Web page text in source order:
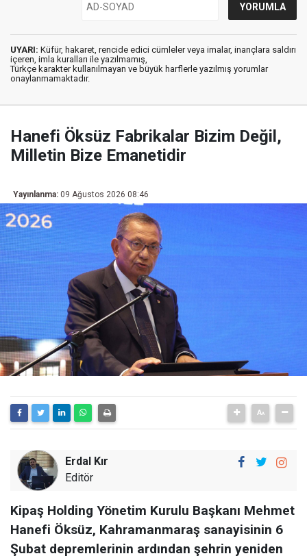
UYARI: Küfür, hakaret, rencide edici cümleler veya imalar, inançlara saldırı
içeren, imla kuralları ile yazılmamış,
Türkçe karakter kullanılmayan ve büyük harflerle yazılmış yorumlar
onaylanmamaktadır.
Hanefi Öksüz Fabrikalar Bizim Değil,
Milletin Bize Emanetidir
Yayınlanma: 09 Ağustos 2026 08:46
Erdal Kır
Editör
Kipaş Holding Yönetim Kurulu Başkanı Mehmet
Hanefi Öksüz, Kahramanmaraş sanayisinin 6
Şubat depremlerinin ardından şehrin yeniden